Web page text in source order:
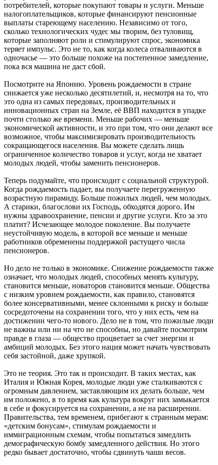
потребителей, которые покупают товары и услуги. Меньше
налогоплательщиков, которые финансируют пенсионные
выплаты стареющему населению. Независимо от того,
сколько технологических чудес мы творим, без туловищ,
которые заполняют роли и стимулируют спрос, экономика
теряет импульс. Это не то, как когда колеса отваливаются в
одночасье — это больше похоже на постепенное замедление,
пока вся машина не даст сбой.
Посмотрите на Японию. Уровень рождаемости в стране
снижается уже несколько десятилетий, и, несмотря на то, что
это одна из самых передовых, производительных и
инновационных стран на Земле, её ВВП находится в упадке
почти столько же времени. Меньше рабочих — меньше
экономической активности, и это при том, что они делают все
возможное, чтобы максимизировать производительность
сокращающегося населения. Вы можете сделать лишь
ограниченное количество товаров и услуг, когда не хватает
молодых людей, чтобы заменить пенсионеров.
Теперь подумайте, что происходит с социальной структурой.
Когда рождаемость падает, вы получаете перегруженную
возрастную пирамиду. Больше пожилых людей, чем молодых.
А старики, благослови их Господь, обходятся дорого. Им
нужны здравоохранение, пенсии и другие услуги. Кто за это
платит? Исчезающее молодое поколение. Вы получаете
неустойчивую модель, в которой все меньше и меньше
работников обременены поддержкой растущего числа
пенсионеров.
Но дело не только в экономике. Снижение рождаемости также
означает, что молодых людей, способных менять культуру,
становится меньше, новаторов становится меньше. Общества
с низким уровнем рождаемости, как правило, становятся
более консервативными, менее склонными к риску и больше
сосредоточены на сохранении того, что у них есть, чем на
достижении чего-то нового. Дело не в том, что пожилые люди
не важны или ни на что не способны, но давайте посмотрим
правде в глаза — общество процветает за счет энергии и
амбиций молодых. Без этого нация может начать чувствовать
себя застойной, даже хрупкой.
Это не теория. Это так и происходит. В таких местах, как
Италия и Южная Корея, молодые люди уже сталкиваются с
огромным давлением, заставляющим их делать больше, чем
им положено, в то время как культура вокруг них замыкается
в себе и фокусируется на сохранении, а не на расширении.
Правительства, тем временем, прибегают к странным мерам:
«детским бонусам», стимулам рождаемости и
иммиграционным схемам, чтобы попытаться замедлить
демографическую бомбу замедленного действия. Но этого
редко бывает достаточно, чтобы сдвинуть чаши весов.